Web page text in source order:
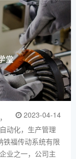
2023-04-14
动化，生产管理
铁福传动系统有限
业之一，公司主